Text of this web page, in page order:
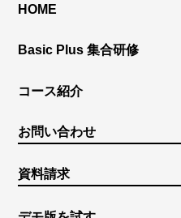
HOME
Basic Plus 集合研修
コース紹介
お問い合わせ
資料請求